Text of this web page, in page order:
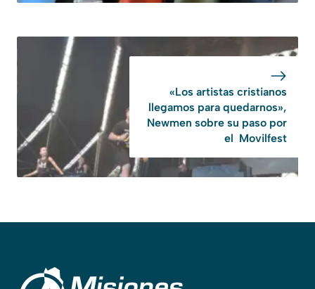
«Los artistas cristianos
llegamos para quedarnos»,
Newmen sobre su paso por
el Movilfest